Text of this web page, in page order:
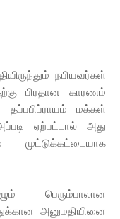
நபியவர்கள்
பிரதான காரணம்
தப்பபிப்ராயம் மக்கள்
ஏற்பட்டால் அது
பெரும்பாலான
அனுமதியினை